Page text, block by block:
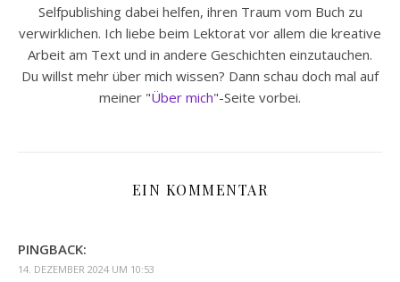
Selfpublishing dabei helfen, ihren Traum vom Buch zu
verwirklichen. Ich liebe beim Lektorat vor allem die kreative
Arbeit am Text und in andere Geschichten einzutauchen.
Du willst mehr über mich wissen? Dann schau doch mal auf
meiner "Über mich"-Seite vorbei.
EIN KOMMENTAR
PINGBACK:
14. DEZEMBER 2024 UM 10:53